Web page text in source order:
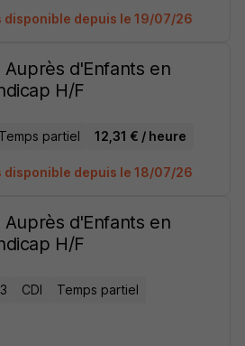
disponible depuis le 19/07/26
d'Enfants en
H/F
Temps partiel 12,31 € / heure
disponible depuis le 18/07/26
d'Enfants en
H/F
CDI
Temps partiel